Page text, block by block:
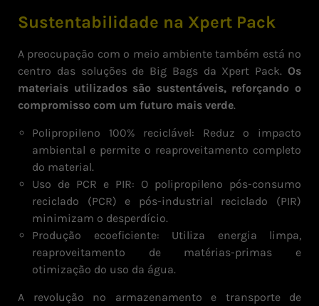
Sustentabilidade na Xpert Pack
A preocupação com o meio ambiente também está no
centro das soluções de Big Bags da Xpert Pack. Os
materiais utilizados são sustentáveis, reforçando o
compromisso com um futuro mais verde.
Polipropileno 100% reciclável: Reduz o impacto
ambiental e permite o reaproveitamento completo
do material.
Uso de PCR e PIR: O polipropileno pós-consumo
reciclado (PCR) e pós-industrial reciclado (PIR)
minimizam o desperdício.
Produção ecoeficiente: Utiliza energia limpa,
reaproveitamento de matérias-primas e
otimização do uso da água.
A revolução no armazenamento e transporte de